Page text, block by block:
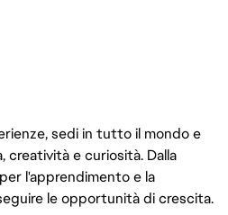
sedi in tutto il mondo e
creatività e curiosità. Dalla
l'apprendimento e la
le opportunità di crescita.